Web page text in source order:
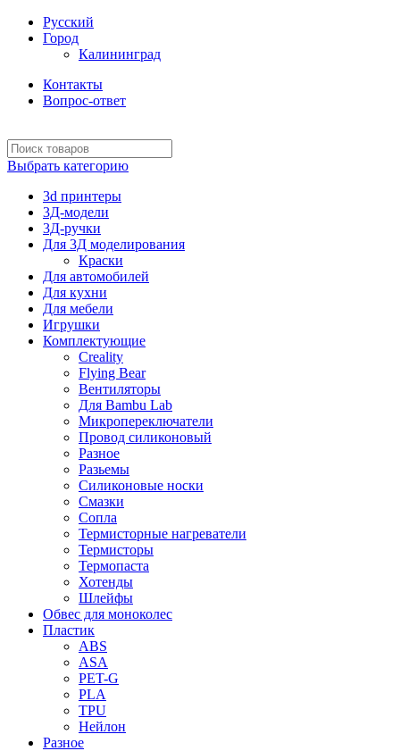
Русский
Город
Калининград
Контакты
Вопрос-ответ
Выбрать категорию
3d принтеры
3Д-модели
3Д-ручки
Для 3Д моделирования
Краски
Для автомобилей
Для кухни
Для мебели
Игрушки
Комплектующие
Creality
Flying Bear
Вентиляторы
Для Bambu Lab
Микропереключатели
Провод силиконовый
Разное
Разьемы
Силиконовые носки
Смазки
Сопла
Термисторные нагреватели
Термисторы
Термопаста
Хотенды
Шлейфы
Обвес для моноколес
Пластик
ABS
ASA
PET-G
PLA
TPU
Нейлон
Разное